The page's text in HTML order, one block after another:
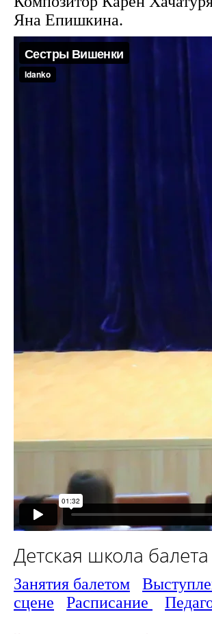
Яна Епишкина.
Детская школа балета
Занятия балетом
сцене
Расписание